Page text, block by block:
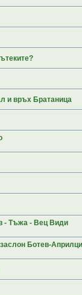
и връх Братаница
- Тъжа - Вец Види
Ботев-Априлци